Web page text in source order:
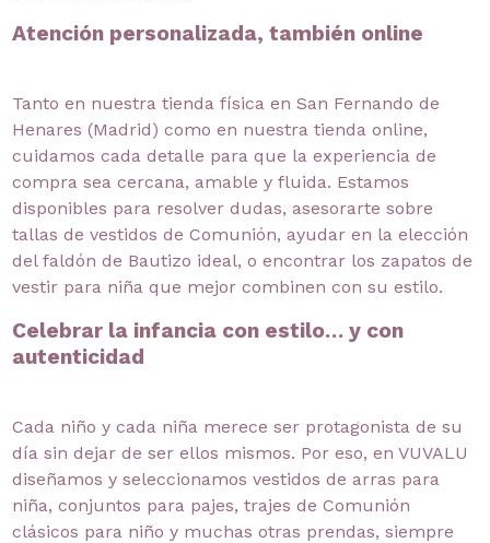
Atención personalizada, también online
Tanto en nuestra tienda física en San Fernando de
Henares (Madrid) como en nuestra tienda online,
cuidamos cada detalle para que la experiencia de
compra sea cercana, amable y fluida. Estamos
disponibles para resolver dudas, asesorarte sobre
tallas de vestidos de Comunión, ayudar en la elección
del faldón de Bautizo ideal, o encontrar los zapatos de
vestir para niña que mejor combinen con su estilo.
Celebrar la infancia con estilo… y con
autenticidad
Cada niño y cada niña merece ser protagonista de su
día sin dejar de ser ellos mismos. Por eso, en VUVALU
diseñamos y seleccionamos vestidos de arras para
niña, conjuntos para pajes, trajes de Comunión
clásicos para niño y muchas otras prendas, siempre